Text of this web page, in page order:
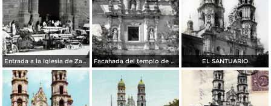
Entrada a la Iglesia de Zapopan Jalisco Jalisco. Facahada del templo de Zapopan EL SANTUARIO